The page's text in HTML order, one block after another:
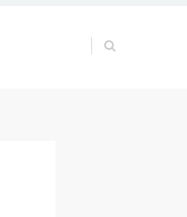
Pular para o conteúdo